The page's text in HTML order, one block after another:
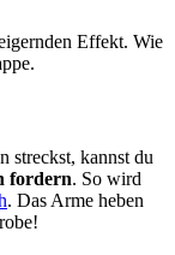
Effekt. Wie
streckst, kannst du
fordern. So wird
. Das Arme heben